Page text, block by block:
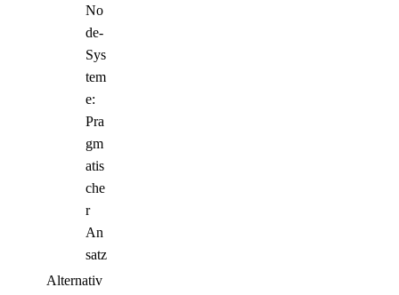
No
de-
Sys
tem
e:
Pra
gm
atis
che
r
An
satz
Alternativ